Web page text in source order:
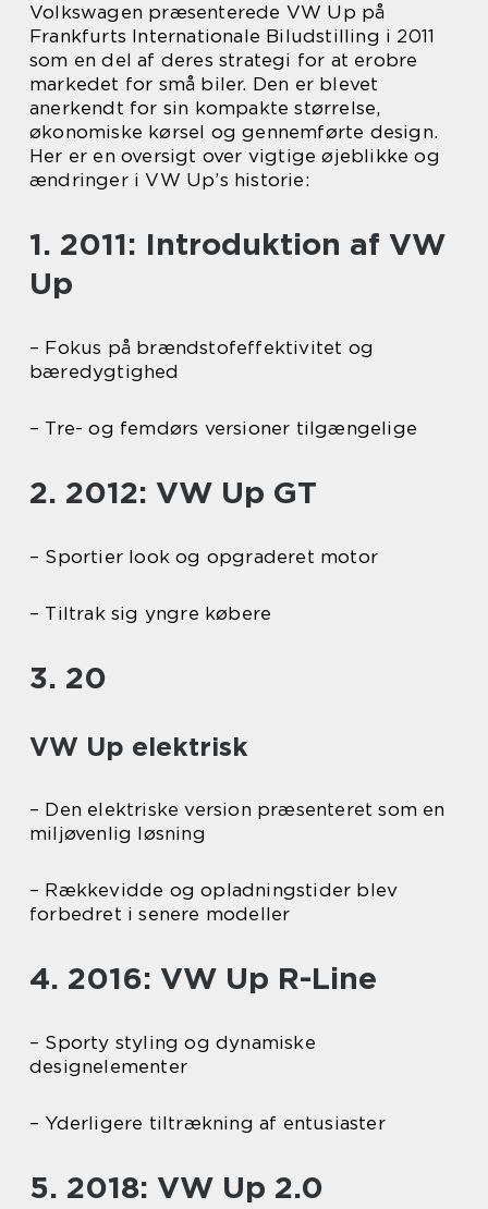
Volkswagen præsenterede VW Up på
Frankfurts Internationale Biludstilling i 2011
som en del af deres strategi for at erobre
markedet for små biler. Den er blevet
anerkendt for sin kompakte størrelse,
økonomiske kørsel og gennemførte design.
Her er en oversigt over vigtige øjeblikke og
ændringer i VW Up’s historie:
1. 2011: Introduktion af VW
Up
– Fokus på brændstofeffektivitet og
bæredygtighed
– Tre- og femdørs versioner tilgængelige
2. 2012: VW Up GT
– Sportier look og opgraderet motor
– Tiltrak sig yngre købere
3. 20
VW Up elektrisk
– Den elektriske version præsenteret som en
miljøvenlig løsning
– Rækkevidde og opladningstider blev
forbedret i senere modeller
4. 2016: VW Up R-Line
– Sporty styling og dynamiske
designelementer
– Yderligere tiltrækning af entusiaster
5. 2018: VW Up 2.0